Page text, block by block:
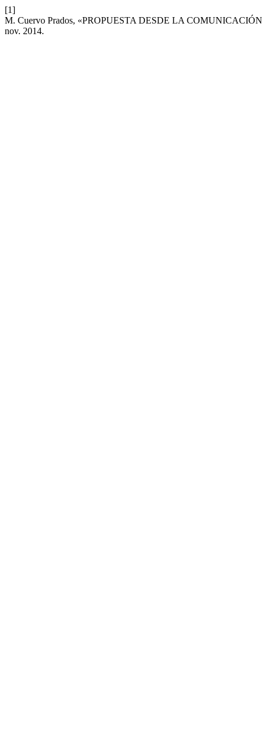
[1]
M. Cuervo Prados, «PROPUESTA DESDE LA
nov. 2014.